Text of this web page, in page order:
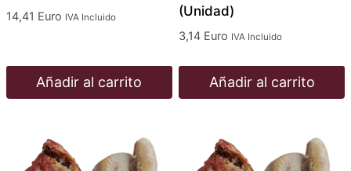
14,41 Euro IVA Incluido
Añadir al carrito
(Unidad)
3,14 Euro IVA Incluido
Añadir al carrito